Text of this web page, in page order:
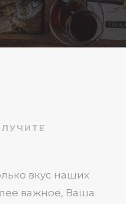
вкус наших
важное, Ваша